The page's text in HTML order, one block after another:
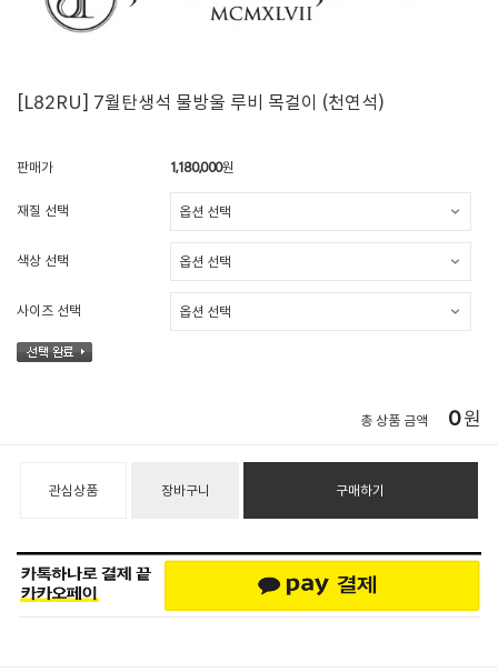
[L82RU] 7월탄생석 물방울 루비 목걸이 (천연석)
판매가 1,180,000원
재질 선택
색상 선택
사이즈 선택
총 상품 금액 0원
관심상품 장바구니 구매하기